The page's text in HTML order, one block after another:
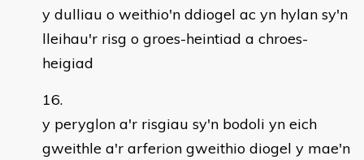
y dulliau o weithio'n ddiogel ac yn hylan sy'n
lleihau'r risg o groes-heintiad a chroes-
heigiad
y peryglon a'r risgiau sy'n bodoli yn eich
gweithle a'r arferion gweithio diogel y mae'n